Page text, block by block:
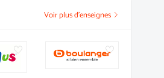
Voir plus d'enseignes